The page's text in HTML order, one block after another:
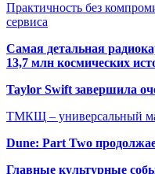
Практичность без
сервиса
Самая детальная
13,7 млн космических
Taylor Swift завершила
ТМКЩ – универсальный
Dune: Part Two
Главные культурные